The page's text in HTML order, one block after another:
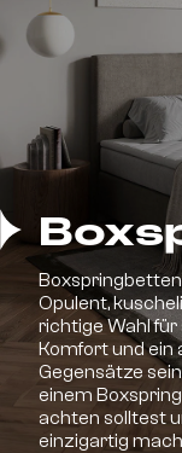
Opulent,
richtige Wahl für
Komfort und ein
Gegensätze
einem
achten solltest
einzigartig